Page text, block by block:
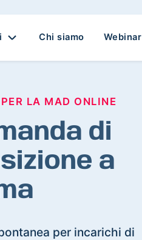
Chi siamo Webinar
LA MAD ONLINE
di
a
per incarichi di